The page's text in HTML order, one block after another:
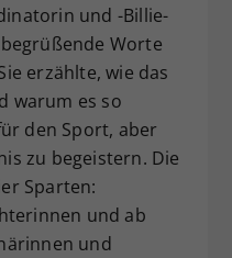
und -Billie-
Worte
erzählte, wie das
warum es so
den Sport, aber
zu begeistern. Die
Sparten:
und ab
und